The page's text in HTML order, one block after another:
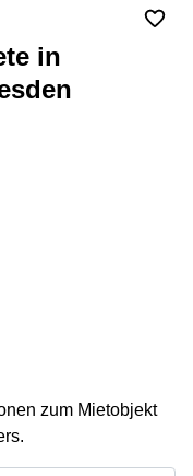
in
zum Mietobjekt